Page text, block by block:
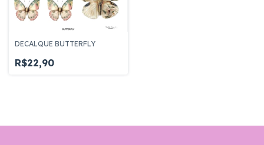
DECALQUE BUTTERFLY
R$22,90